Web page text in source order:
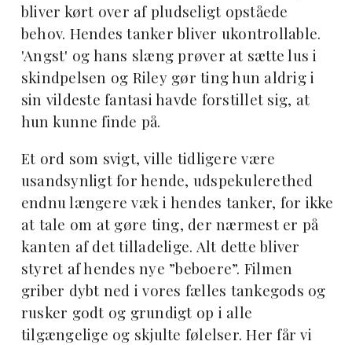
bliver kørt over af pludseligt opståede
behov. Hendes tanker bliver ukontrollable.
'Angst' og hans slæng prøver at sætte lus i
skindpelsen og Riley gør ting hun aldrig i
sin vildeste fantasi havde forstillet sig, at
hun kunne finde på.
Et ord som svigt, ville tidligere være
usandsynligt for hende, udspekulerethed
endnu længere væk i hendes tanker, for ikke
at tale om at gøre ting, der nærmest er på
kanten af det tilladelige. Alt dette bliver
styret af hendes nye ”beboere”. Filmen
griber dybt ned i vores fælles tankegods og
rusker godt og grundigt op i alle
tilgængelige og skjulte følelser. Her får vi